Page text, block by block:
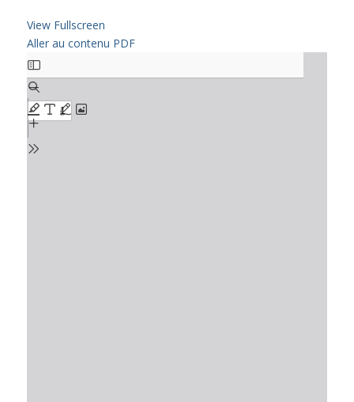
View Fullscreen
Aller au contenu PDF